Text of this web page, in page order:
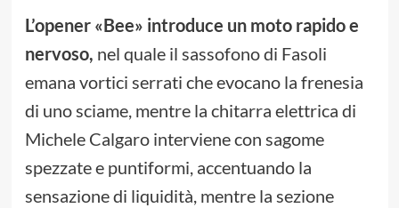
L’opener «Bee» introduce un moto rapido e
nervoso, nel quale il sassofono di Fasoli
emana vortici serrati che evocano la frenesia
di uno sciame, mentre la chitarra elettrica di
Michele Calgaro interviene con sagome
spezzate e puntiformi, accentuando la
sensazione di liquidità, mentre la sezione